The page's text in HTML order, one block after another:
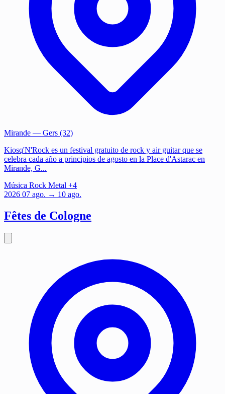
Mirande — Gers (32)
Kiosq'N'Rock es un festival gratuito de rock y air guitar que se
celebra cada año a principios de agosto en la Place d'Astarac en
Mirande, G...
Música Rock Metal +4
2026 07 ago. → 10 ago.
Fêtes de Cologne